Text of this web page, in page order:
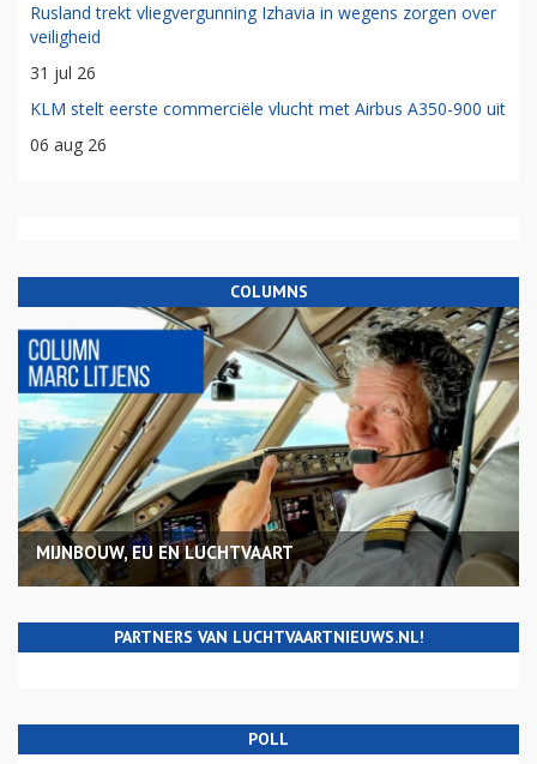
Rusland trekt vliegvergunning Izhavia in wegens zorgen over
veiligheid
31 jul 26
KLM stelt eerste commerciële vlucht met Airbus A350-900 uit
06 aug 26
COLUMNS
MIJNBOUW, EU EN LUCHTVAART
PARTNERS VAN LUCHTVAARTNIEUWS.NL!
POLL